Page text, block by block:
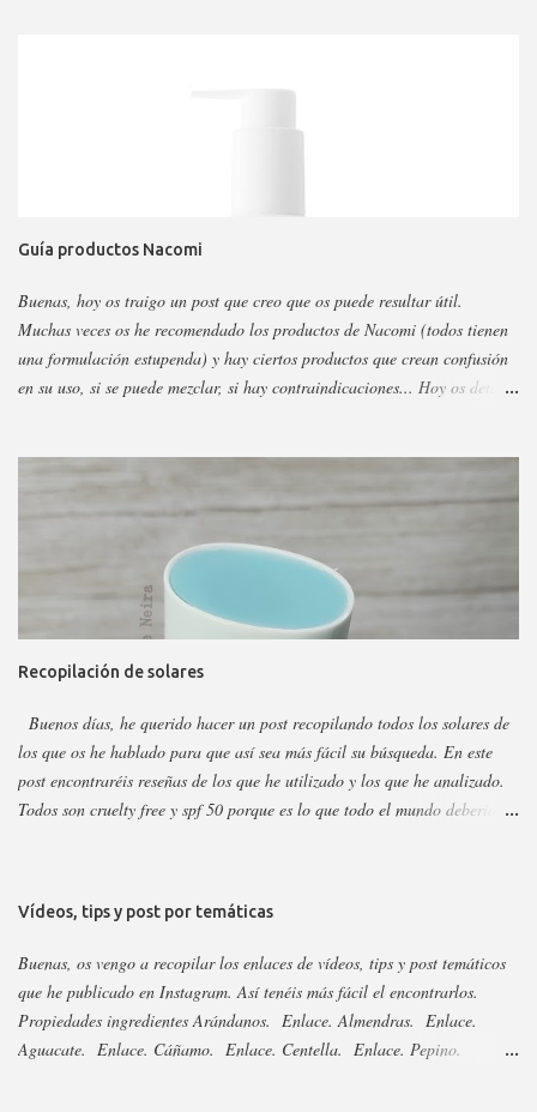
Guía productos Nacomi
Buenas, hoy os traigo un post que creo que os puede resultar útil.
Muchas veces os he recomendado los productos de Nacomi (todos tienen
una formulación estupenda) y hay ciertos productos que crean confusión
en su uso, si se puede mezclar, si hay contraindicaciones... Hoy os detallo
corporales, así es más fácil, además al final añadiré gamas concretas. La
marca tiene otros sérum y cremas, pero estos son los más dificilillos de
tenéis en casi todas las perfumerías, es cruelty free y casi toda vegana.
Hay ciertos productos que no están en todas las webs, pero como se suele
decir Google es nuestro amigo. Empecemos: Productos faciales Dermo
loción limpiadora ceramidas Precio: 4 euros. Cantidad: 150 ml.
Propiedades: Limpiador acuoso para todas las pieles, pero p...
Recopilación de solares
Buenos días, he querido hacer un post recopilando todos los solares de
los que os he hablado para que así sea más fácil su búsqueda. En este
post encontraréis reseñas de los que he utilizado y los que he analizado.
Todos son cruelty free y spf 50 porque es lo que todo el mundo debería
pero las marcas sacan año tras año los mismo, aunque suelen cambiar el
envase. Si no veis alguno es porque ya está analizado, así que revisad el
nombre para saber si cambiaron su envase. Os dejo el listado y los
enlaces a continuación: 3Ina. Enlace. Abib esencia y stick. Enlace.
Acorelle. Enlace. Acorelle, resto. Enlace. Acty Mask. Enlace.
Vídeos, tips y post por temáticas
Buenas, os vengo a recopilar los enlaces de vídeos, tips y post temáticos
que he publicado en Instagram. Así tenéis más fácil el encontrarlos.
Propiedades ingredientes Arándanos. Enlace. Almendras. Enlace.
Aguacate. Enlace. Cáñamo. Enlace. Centella. Enlace. Pepino.